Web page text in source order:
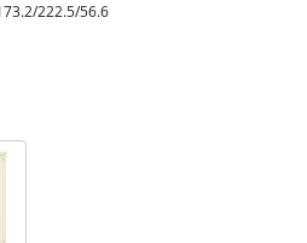
222.5/56.6